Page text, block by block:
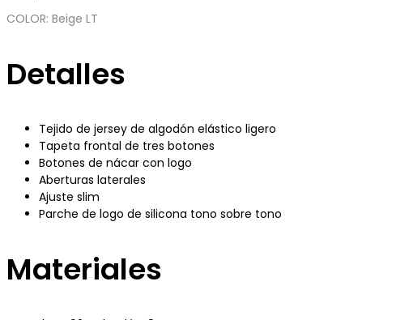
COLOR: Beige LT
Detalles
Tejido de jersey de algodón elástico ligero
Tapeta frontal de tres botones
Botones de nácar con logo
Aberturas laterales
Ajuste slim
Parche de logo de silicona tono sobre tono
Materiales